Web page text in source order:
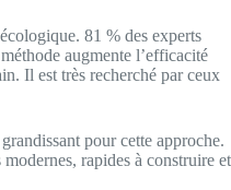
81 % des experts
augmente l’efficacité
Il est très recherché par ceux
pour cette approche.
rapides à construire et